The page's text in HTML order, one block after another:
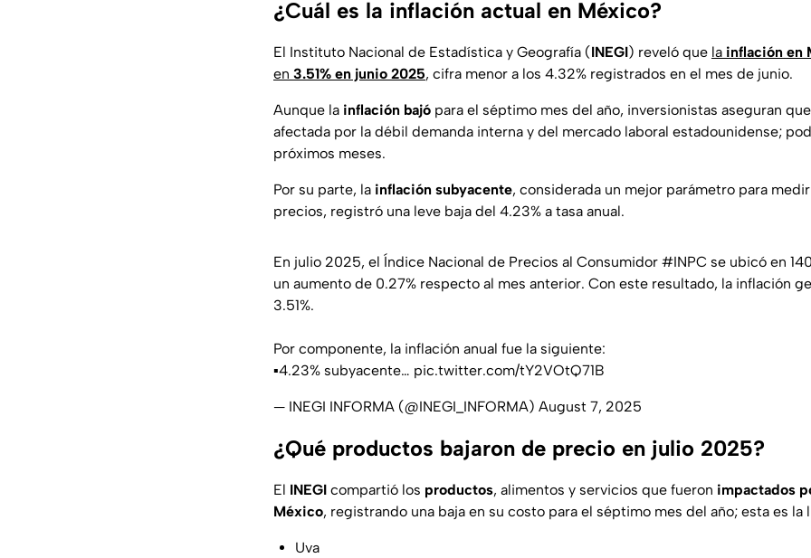
¿Cuál es la inflación actual en México?
El Instituto Nacional de Estadística y Geografía (INEGI) reveló que la inflación en
en 3.51% en junio 2025, cifra menor a los 4.32% registrados en el mes de junio.
Aunque la inflación bajó para el séptimo mes del año, inversionistas aseguran
afectada por la débil demanda interna y del mercado laboral estadounidense;
próximos meses.
Por su parte, la inflación subyacente, considerada un mejor parámetro para
precios, registró una leve baja del 4.23% a tasa anual.
En julio 2025, el Índice Nacional de Precios al Consumidor #INPC se ubicó en
un aumento de 0.27% respecto al mes anterior. Con este resultado, la inflación
3.51%.
Por componente, la inflación anual fue la siguiente:
▪️4.23% subyacente… pic.twitter.com/tY2VOtQ71B
— INEGI INFORMA (@INEGI_INFORMA) August 7, 2025
¿Qué productos bajaron de precio en julio 2025?
El INEGI compartió los productos, alimentos y servicios que fueron impactados
México, registrando una baja en su costo para el séptimo mes del año; esta es la
Uva